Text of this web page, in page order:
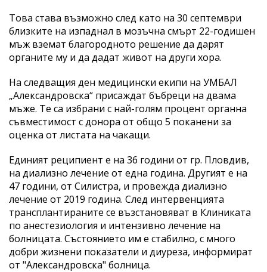
Това става възможно след като на 30 септември
близките на изпаднал в мозъчна смърт 22-годишен
мъж вземат благородното решение да дарят
органите му и да дадат живот на други хора.
На следващия ден медицински екипи на УМБАЛ
„Александровска“ присаждат бъбреци на двама
мъже. Те са избрани с най-голям процент органна
съвместимост с донора от общо 5 поканени за
оценка от листата на чакащи.
Единият реципиент е на 36 години от гр. Пловдив,
на диализно лечение от една година. Другият е на
47 години, от Силистра, и провежда диализно
лечение от 2019 година. След интервенцията
трансплантираните се възстановяват в Клиниката
по анестезиология и интензивно лечение на
болницата. Състоянието им е стабилно, с много
добри жизнени показатели и диуреза, информират
от "Александровска" болница.